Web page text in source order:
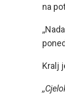
na
Kralj